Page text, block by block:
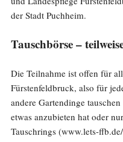
der Stadt Puchheim.
Tauschbörse –
Die Teilnahme ist offen für
Fürstenfeldbruck, also für
andere Gartendinge
etwas anzubieten hat oder
Tauschrings (www.lets-